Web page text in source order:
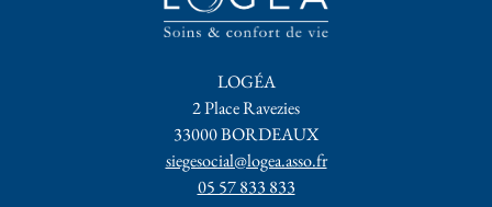
LOGÉA
2 Place Ravezies
33000 BORDEAUX
siegesocial@logea.asso.fr
05 57 833 833